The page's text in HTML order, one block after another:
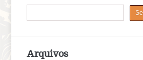
Arquivos